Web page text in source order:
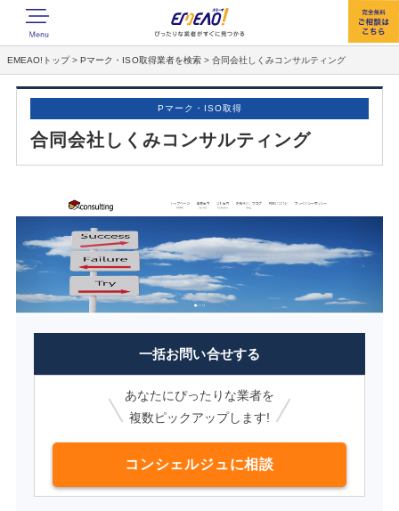
EMEAO!トップ >Pマーク・ISO取得業者を検索 > 合同会社しくみコンサルティング
Pマーク・ISO取得
合同会社しくみコンサルティング
一括お問い合せする
あなたにぴったりな業者を
複数ピックアップします!
コンシェルジュに相談